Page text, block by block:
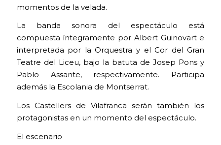
momentos de la velada.
La banda sonora del espectáculo está
compuesta íntegramente por Albert Guinovart e
interpretada por la Orquestra y el Cor del Gran
Teatre del Liceu, bajo la batuta de Josep Pons y
Pablo Assante, respectivamente. Participa
además la Escolania de Montserrat.
Los Castellers de Vilafranca serán también los
protagonistas en un momento del espectáculo.
El escenario